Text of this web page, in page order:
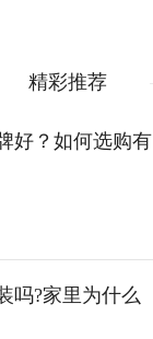
精彩推荐
好？如何选购有
吗?家里为什么